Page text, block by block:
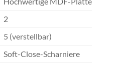
2
5 (verstellbar)
Soft-Close-Scharniere